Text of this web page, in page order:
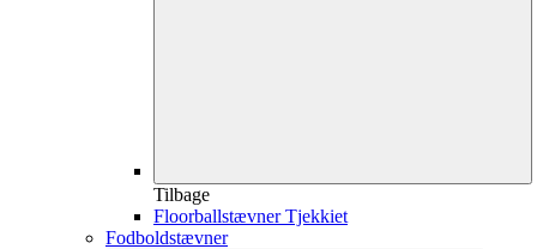
Tilbage
Floorballstævner Tjekkiet
Fodboldstævner